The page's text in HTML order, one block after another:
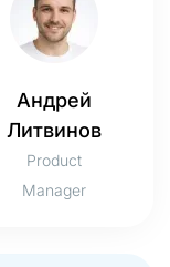
Андрей
Литвинов
Product
Manager